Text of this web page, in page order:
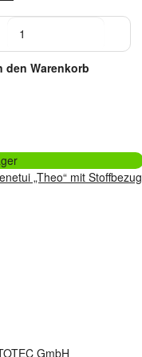
den Warenkorb